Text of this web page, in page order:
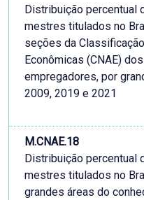
Distribuição percentual
mestres titulados no
seções da
Econômicas (CNAE)
empregadores, por
2009, 2019 e 2021
M.CNAE.18
Distribuição percentual
mestres titulados no
grandes áreas do